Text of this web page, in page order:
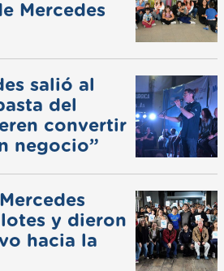
Mercedes
salió al
del
convertir
negocio”
y dieron
hacia la